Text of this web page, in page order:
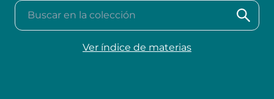
Buscar en la colección
Ver índice de materias